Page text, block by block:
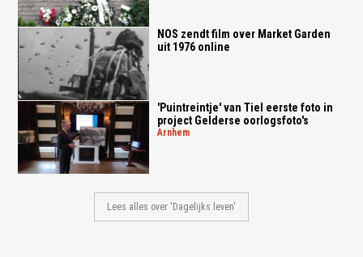
NOS zendt film over Market Garden
uit 1976 online
'Puintreintje' van Tiel eerste foto in
project Gelderse oorlogsfoto's
arnhem
Lees alles over 'Dagelijks leven'